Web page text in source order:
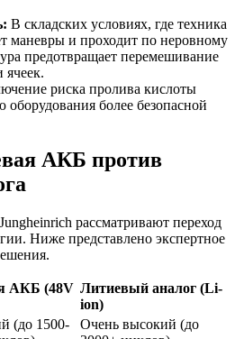
В складских условиях, где техника
маневры и проходит по неровному
предотвращает перемешивание
ячеек.
риска пролива кислоты
оборудования более безопасной
АКБ против
рассматривают переход
Ниже представлено экспертное
АКБ (48V Литиевый аналог (Li-
ion)
(до 1500-
Очень высокий (до